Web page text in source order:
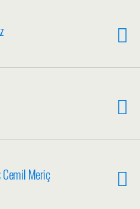
Cemil Meriç